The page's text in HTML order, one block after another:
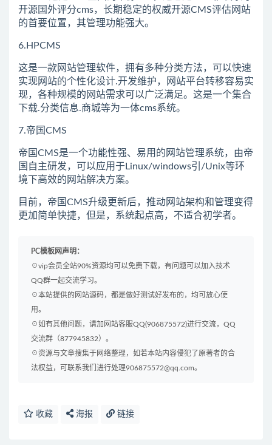
开源国外评分cms，长期稳定的权威开源CMS评估网站
的首要位置，其管理功能强大。
6.HPCMS
这是一款网站管理软件，拥有多种分类方法，可以快速
实现网站的个性化设计.开发维护，网站平台转移容易实
现，各种规模的网站需求可以广泛满足。这是一个集合
下载.分类信息.商城等为一体cms系统。
7.帝国CMS
帝国CMS是一个功能性强、易用的网站管理系统，由帝
国自主研发，可以应用于Linux/windows引/Unix等环
境下高效的网站解决方案。
目前，帝国CMS升级更新后，推动网站架构和管理变得
更加简单快捷，但是，系统起点高，不适合初学者。
PC模板网声明：
☉vip会员全站90%资源均可以免费下载，有问题可以加入技术
QQ群一起交流学习。
☉本站提供的网站源码，都是做好测试好发布的，均可放心使
用。
☉如有其他问题，请加网站客服QQ(906875572)进行交流，QQ
交流群（877945832）。
☉资源与文章搜集于网络整理，如若本站内容侵犯了原著者的合
法权益，可联系我们进行处理906875572@qq.com。
收藏 海报 链接